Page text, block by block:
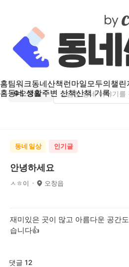
홈팀워크동네산책런마일모두의챌린
홈동네 생활주변 산책산책 기록
오창읍
동네 일상 인기글
안녕하세요
ㅅㅎ이 오창읍
재미있은 곳이 많고 아름다운 공간
습니다👍
댓글 12